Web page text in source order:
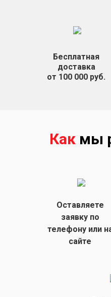
Бесплатная
доставка
от 100 000 руб.
Как мы
Оставляете
заявку по
телефону или
сайте